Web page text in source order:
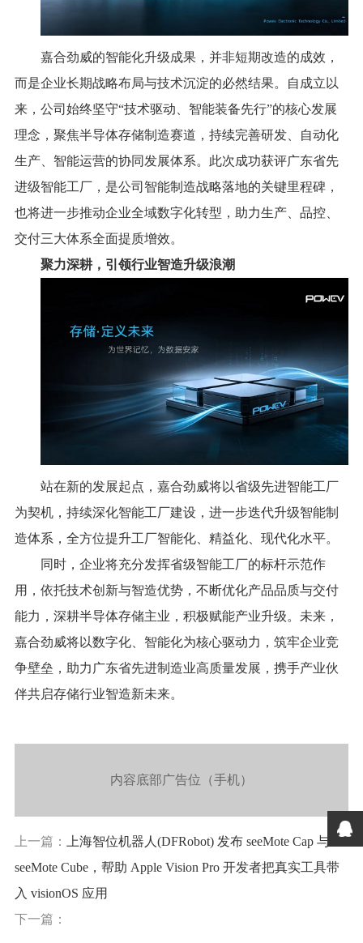
嘉合劲威的智能化升级成果，并非短期改造的成效，
而是企业长期战略布局与技术沉淀的必然结果。自成立以
来，公司始终坚守“技术驱动、智能装备先行”的核心发展
理念，聚焦半导体存储制造赛道，持续完善研发、自动化
生产、智能运营的协同发展体系。此次成功获评广东省先
进级智能工厂，是公司智能制造战略落地的关键里程碑，
也将进一步推动企业全域数字化转型，助力生产、品控、
交付三大体系全面提质增效。
聚力深耕，引领行业智造升级浪潮
站在新的发展起点，嘉合劲威将以省级先进智能工厂
为契机，持续深化智能工厂建设，进一步迭代升级智能制
造体系，全方位提升工厂智能化、精益化、现代化水平。
同时，企业将充分发挥省级智能工厂的标杆示范作
用，依托技术创新与智造优势，不断优化产品品质与交付
能力，深耕半导体存储主业，积极赋能产业升级。未来，
嘉合劲威将以数字化、智能化为核心驱动力，筑牢企业竞
争壁垒，助力广东省先进制造业高质量发展，携手产业伙
伴共启存储行业智造新未来。
内容底部广告位（手机）
上一篇：
上海智位机器人(DFRobot) 发布 seeMote Cap 与
seeMote Cube，帮助 Apple Vision Pro 开发者把真实工具带
入 visionOS 应用
下一篇：